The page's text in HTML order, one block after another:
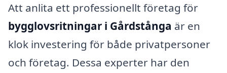
Att anlita ett professionellt företag för
bygglovsritningar i Gårdstånga är en
klok investering för både privatpersoner
och företag. Dessa experter har den